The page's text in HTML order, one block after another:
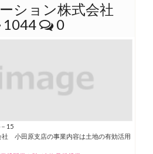
ション株式会社
1044 0
15
社 小田原支店の事業内容は土地の有効活用